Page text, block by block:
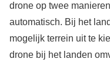
drone op twee
automatisch. Bij het
mogelijk terrein uit te
drone bij het landen